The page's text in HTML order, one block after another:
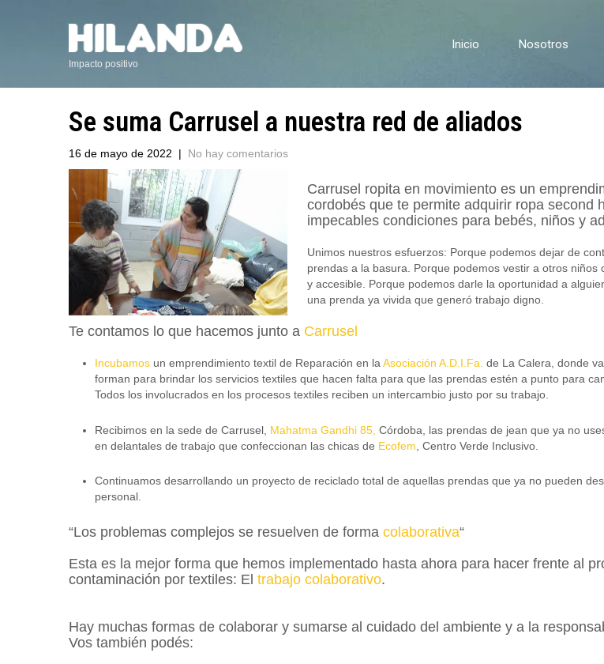
Impacto positivo
Inicio Nosotros
Se suma Carrusel a nuestra red de aliados
16 de mayo de 2022 | No hay comentarios
Carrusel ropita en movimiento es un
cordobés que te permite adquirir ropa second
impecables condiciones para bebés, niños y
Unimos nuestros esfuerzos: Porque podemos dejar de
prendas a la basura. Porque podemos vestir a otros niños
y accesible. Porque podemos darle la oportunidad a
una prenda ya vivida que generó trabajo digno.
Te contamos lo que hacemos junto a Carrusel
Incubamosun emprendimiento textil de Reparación en la Asociación A.D.I.Fa. de La Calera, donde
forman para brindar los servicios textiles que hacen falta para que las prendas estén a punto para
Todos los involucrados en los procesos textiles reciben un intercambio justo por su trabajo.
Recibimos en la sede de Carrusel, Mahatma Gandhi 85, Córdoba, las prendas de jean que ya no
en delantales de trabajo que confeccionan las chicas de Ecofem , Centro Verde Inclusivo.
Continuamos desarrollando un proyecto de reciclado total de aquellas prendas que ya no pueden
personal.
“Los problemas complejos se resuelven de forma colaborativa“
Esta es la mejor forma que hemos implementado hasta ahora para hacer frente al
contaminación por textiles: El trabajo colaborativo.
Hay muchas formas de colaborar y sumarse al cuidado del ambiente y a la
Vos también podés: